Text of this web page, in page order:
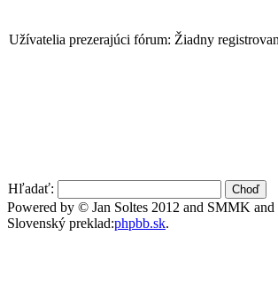
Užívatelia prezerajúci fórum: Žiadny
Hľadať:
Powered by © Jan Soltes 2012 and SMMK and
Slovenský preklad:phpbb.sk.